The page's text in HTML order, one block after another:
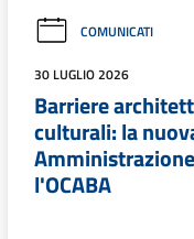
COMUNICATI
30 LUGLIO 2026
Barriere
culturali: la
l'OCABA